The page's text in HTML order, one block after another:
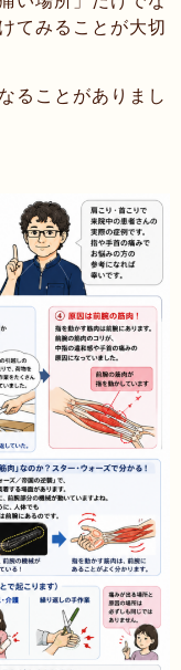
てみることが大切
ることがありまし